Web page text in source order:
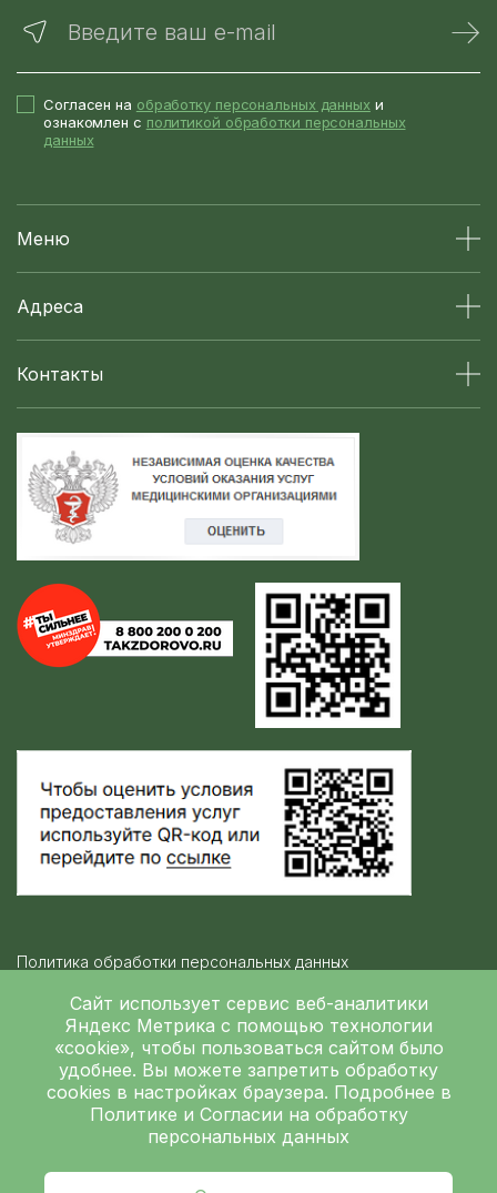
Сайт использует сервис веб-аналитики
Яндекс Метрика с помощью технологии
«cookie», чтобы пользоваться сайтом было
удобнее. Вы можете запретить обработку
cookies в настройках браузера. Подробнее в
Политике и Согласии на обработку
персональных данных
Введите ваш e-mail
Согласен на обработку персональных данных и
ознакомлен с политикой обработки персональных
данных
Меню
Адреса
Контакты
Политика обработки персональных данных
Независимая оценка качества
ГБУЗ ЛОКБ © 2026